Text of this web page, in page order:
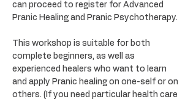
can proceed to register for Advanced
Pranic Healing and Pranic Psychotherapy.
This workshop is suitable for both
complete beginners, as well as
experienced healers who want to learn
and apply Pranic healing on one-self or on
others. (If you need particular health care